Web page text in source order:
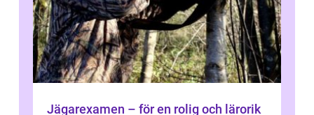
Jägarexamen – för en rolig och lärorik